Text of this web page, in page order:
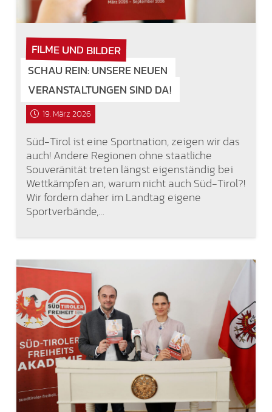
FILME UND BILDER
SCHAU REIN: UNSERE NEUEN
VERANSTALTUNGEN SIND DA!
19. März 2026
Süd-Tirol ist eine Sportnation, zeigen wir das
auch! Andere Regionen ohne staatliche
Souveränität treten längst eigenständig bei
Wettkämpfen an, warum nicht auch Süd-Tirol?!
Wir fordern daher im Landtag eigene
Sportverbände,…